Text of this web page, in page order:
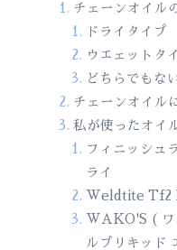
チェーンオイル
ドライタイプ
ウエェットタ
どちらでもな
チェーンオイル
私が使ったオイ
フィニッシ
ライ
Weldtite Tf2
WAKO'S ( ワ
ルブリキッド